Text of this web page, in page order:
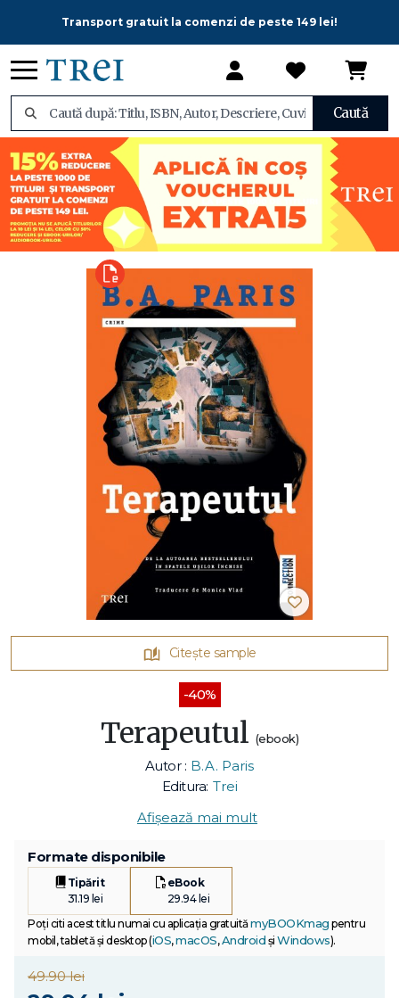
Transport gratuit la comenzi de peste 149 lei!
Caută
Citește sample
-40%
Terapeutul (ebook)
Autor : B.A. Paris
Editura: Trei
Afișează mai mult
Formate disponibile
Tipărit
31.19 lei
eBook
29.94 lei
Poți citi acest titlu numai cu aplicația gratuitămyBOOKmag pentru
mobil, tabletă și desktop (iOS,macOS,Android și Windows).
49.90 lei